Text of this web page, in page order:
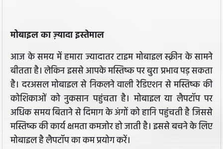
मोबाइल का ज़्यादा इस्तेमाल
आज के समय में हमारा ज्यादातर टाइम मोबाइल स्क्रीन के सामने
बीतता है। लेकिन इससे आपके मस्तिष्क पर बुरा प्रभाव पड़ सकता
है। दरअसल मोबाइल से निकलने वाली रेडिएशन से मस्तिष्क की
कोशिकाओं को नुकसान पहुंचता है। मोबाइल या लैपटॉप पर
अधिक समय बिताने से दिमाग के अंगों को हानि पहुंचती है जिससे
मस्तिष्क की कार्य क्षमता कमजोर हो जाती है। इससे बचने के लिए
मोबाइल है लैपटॉप का कम प्रयोग करें।